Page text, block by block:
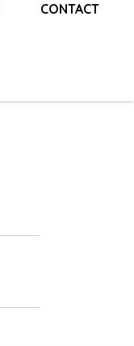
CONTACT